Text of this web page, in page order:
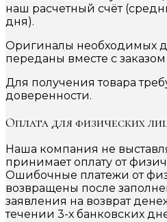
наш расчетный счёт
дня).
Оригиналы необходимых
переданы вместе с
Для получения товара
доверенности.
Оплата для физических
Наша компания не
принимает оплату от
Ошибочные платежи от
возвращены после
заявления на возврат
течении 3-х банковских